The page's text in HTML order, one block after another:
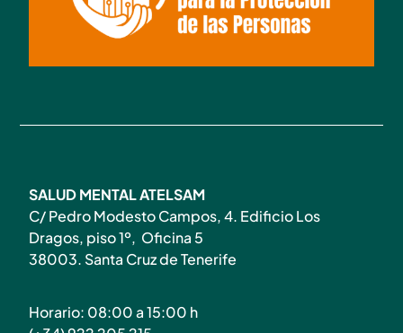
SALUD MENTAL ATELSAM
C/ Pedro Modesto Campos, 4. Edificio Los
Dragos, piso 1º, Oficina 5
38003. Santa Cruz de Tenerife
Horario: 08:00 a 15:00 h